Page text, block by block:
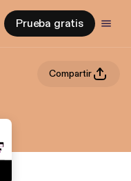
Prueba gratis
Compartir